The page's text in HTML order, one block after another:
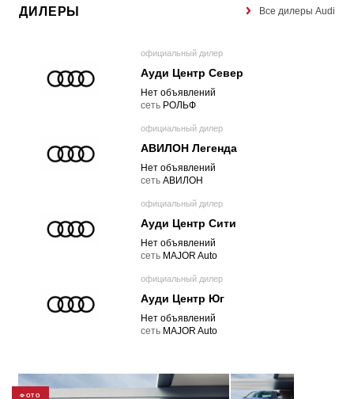
ДИЛЕРЫ Все дилеры Audi
официальный дилер
Ауди Центр Север
Нет объявлений
cеть РОЛЬФ
официальный дилер
АВИЛОН Легенда
Нет объявлений
cеть АВИЛОН
официальный дилер
Ауди Центр Сити
Нет объявлений
cеть MAJOR Auto
официальный дилер
Ауди Центр Юг
Нет объявлений
cеть MAJOR Auto
ФОТО